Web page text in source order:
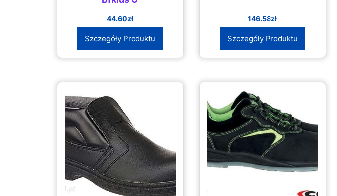
44.60zł
Szczegóły Produktu
146.58zł
Szczegóły Produktu